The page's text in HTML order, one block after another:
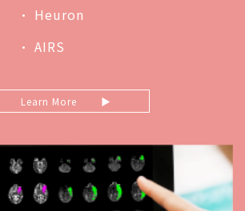
• Heuron
• AIRS
Learn More